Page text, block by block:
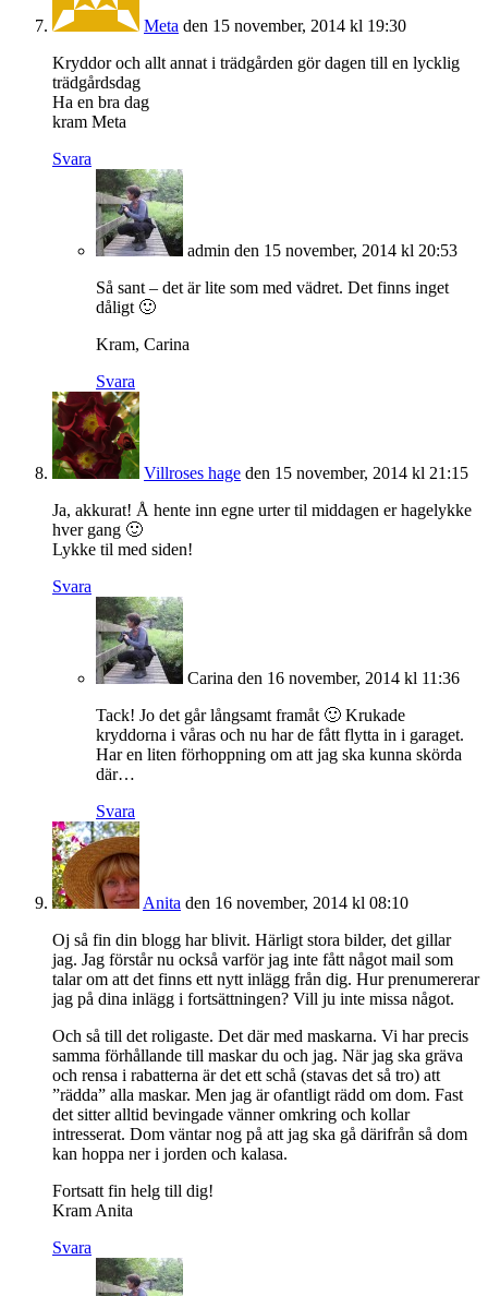
Meta den 15 november, 2014 kl 19:30
Kryddor och allt annat i trädgården gör dagen till en lycklig
trädgårdsdag
Ha en bra dag
kram Meta
Svara
admin den 15 november, 2014 kl 20:53
Så sant – det är lite som med vädret. Det finns inget
dåligt 🙂
Kram, Carina
Svara
Villroses hage den 15 november, 2014 kl 21:15
Ja, akkurat! Å hente inn egne urter til middagen er hagelykke
hver gang 🙂
Lykke til med siden!
Svara
Carina den 16 november, 2014 kl 11:36
Tack! Jo det går långsamt framåt 🙂 Krukade
kryddorna i våras och nu har de fått flytta in i garaget.
Har en liten förhoppning om att jag ska kunna skörda
där…
Svara
Anita den 16 november, 2014 kl 08:10
Oj så fin din blogg har blivit. Härligt stora bilder, det gillar
jag. Jag förstår nu också varför jag inte fått något mail som
talar om att det finns ett nytt inlägg från dig. Hur prenumererar
jag på dina inlägg i fortsättningen? Vill ju inte missa något.
Och så till det roligaste. Det där med maskarna. Vi har precis
samma förhållande till maskar du och jag. När jag ska gräva
och rensa i rabatterna är det ett schå (stavas det så tro) att
”rädda” alla maskar. Men jag är ofantligt rädd om dom. Fast
det sitter alltid bevingade vänner omkring och kollar
intresserat. Dom väntar nog på att jag ska gå därifrån så dom
kan hoppa ner i jorden och kalasa.
Fortsatt fin helg till dig!
Kram Anita
Svara